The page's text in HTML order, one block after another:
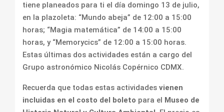
tiene planeados para ti el día domingo 13 de julio,
en la plazoleta: “Mundo abeja” de 12:00 a 15:00
horas; “Magia matemática” de 14:00 a 15:00
horas, y “Memorycics” de 12:00 a 15:00 horas.
Estas últimas dos actividades están a cargo del
Grupo astronómico Nicolás Copérnico CDMX.
Recuerda que todas estas actividades vienen
incluidas en el costo del boleto para el
Museo de